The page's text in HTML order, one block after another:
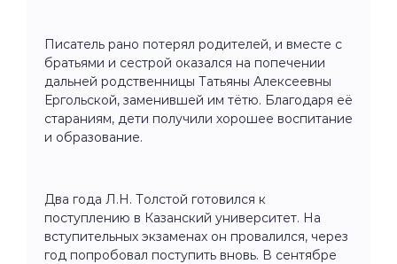
Писатель рано потерял родителей, и вместе с
братьями и сестрой оказался на попечении
дальней родственницы Татьяны Алексеевны
Ергольской, заменившей им тётю. Благодаря её
стараниям, дети получили хорошее воспитание
и образование.
Два года Л.Н. Толстой готовился к
поступлению в Казанский университет. На
вступительных экзаменах он провалился, через
год попробовал поступить вновь. В сентябре